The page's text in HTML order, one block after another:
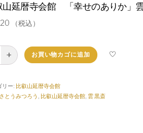
山延暦寺会館 「幸せのありか」
（税込）
暦
寺
お買い物カゴに追加
リー: 比叡山延暦寺会館
さとうみつろう 比叡山延暦寺会館, 雲 黒斎